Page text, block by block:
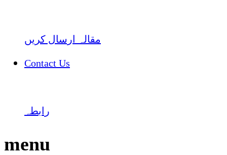
مقالہ ارسال کریں
Contact Us
رابطہ
menu